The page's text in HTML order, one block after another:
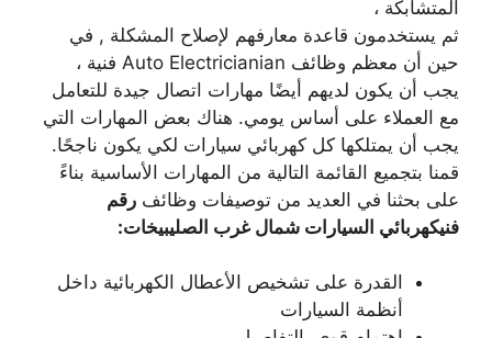
المتشابكة ،
ثم يستخدمون قاعدة معارفهم لإصلاح المشكلة , في
حين أن معظم وظائف Auto Electricianian فنية ،
يجب أن يكون لديهم أيضًا مهارات اتصال جيدة للتعامل
مع العملاء على أساس يومي. هناك بعض المهارات التي
يجب أن يمتلكها كل كهربائي سيارات لكي يكون ناجحًا.
قمنا بتجميع القائمة التالية من المهارات الأساسية بناءً
على بحثنا في العديد من توصيفات وظائف رقم
فنيكهربائي السيارات شمال غرب الصليبيخات:
القدرة على تشخيص الأعطال الكهربائية داخل
أنظمة السيارات